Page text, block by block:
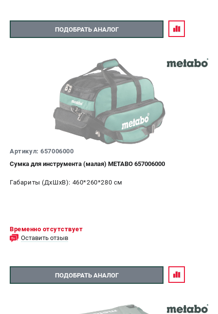
ПОДОБРАТЬ АНАЛОГ
Артикул: 657006000
Сумка для инструмента (малая) METABO 657006000
Габариты (ДхШхВ): 460*260*280 см
Временно отсутствует
Оставить отзыв
ПОДОБРАТЬ АНАЛОГ